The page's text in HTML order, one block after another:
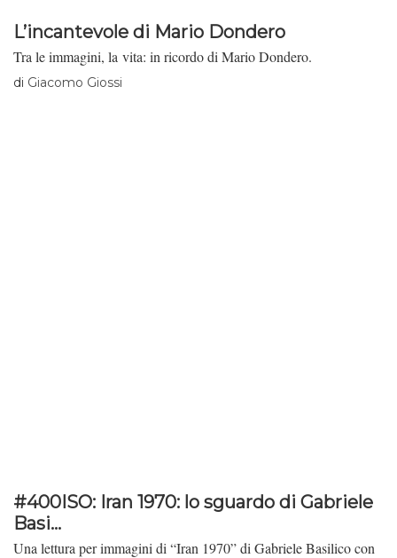
L’incantevole di Mario Dondero
Tra le immagini, la vita: in ricordo di Mario Dondero.
di Giacomo Giossi
#400ISO: Iran 1970: lo sguardo di Gabriele
Basi...
Una lettura per immagini di “Iran 1970” di Gabriele Basilico con